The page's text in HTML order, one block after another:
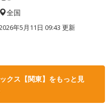
全国
年5月11日 09:43 更新
クス【関東】をもっと見